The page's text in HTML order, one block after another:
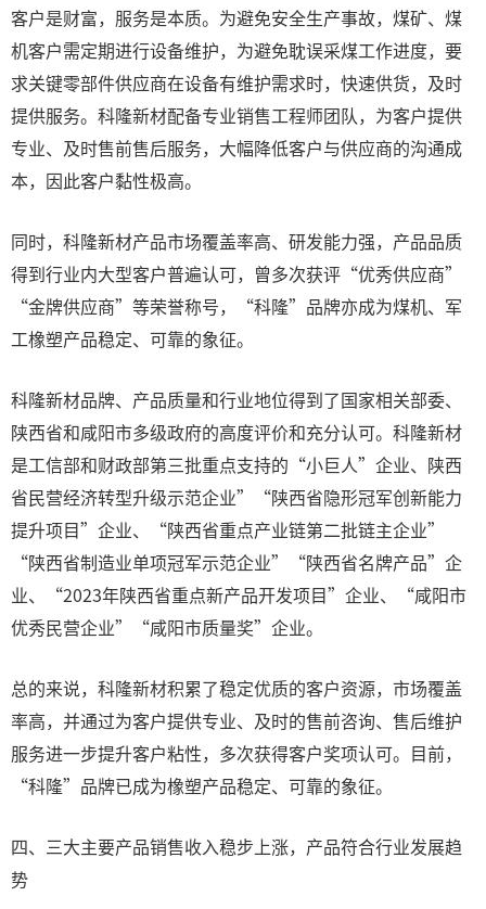
客户是财富，服务是本质。为避免安全生产事故，煤矿、煤
机客户需定期进行设备维护，为避免耽误采煤工作进度，要
求关键零部件供应商在设备有维护需求时，快速供货，及时
提供服务。科隆新材配备专业销售工程师团队，为客户提供
专业、及时售前售后服务，大幅降低客户与供应商的沟通成
本，因此客户黏性极高。
同时，科隆新材产品市场覆盖率高、研发能力强，产品品质
得到行业内大型客户普遍认可，曾多次获评“优秀供应商”
“金牌供应商”等荣誉称号，“科隆”品牌亦成为煤机、军
工橡塑产品稳定、可靠的象征。
科隆新材品牌、产品质量和行业地位得到了国家相关部委、
陕西省和咸阳市多级政府的高度评价和充分认可。科隆新材
是工信部和财政部第三批重点支持的“小巨人”企业、陕西
省民营经济转型升级示范企业”“陕西省隐形冠军创新能力
提升项目”企业、“陕西省重点产业链第二批链主企业”
“陕西省制造业单项冠军示范企业”“陕西省名牌产品”企
业、“2023年陕西省重点新产品开发项目”企业、“咸阳市
优秀民营企业”“咸阳市质量奖”企业。
总的来说，科隆新材积累了稳定优质的客户资源，市场覆盖
率高，并通过为客户提供专业、及时的售前咨询、售后维护
服务进一步提升客户粘性，多次获得客户奖项认可。目前，
“科隆”品牌已成为橡塑产品稳定、可靠的象征。
四、三大主要产品销售收入稳步上涨，产品符合行业发展趋
势